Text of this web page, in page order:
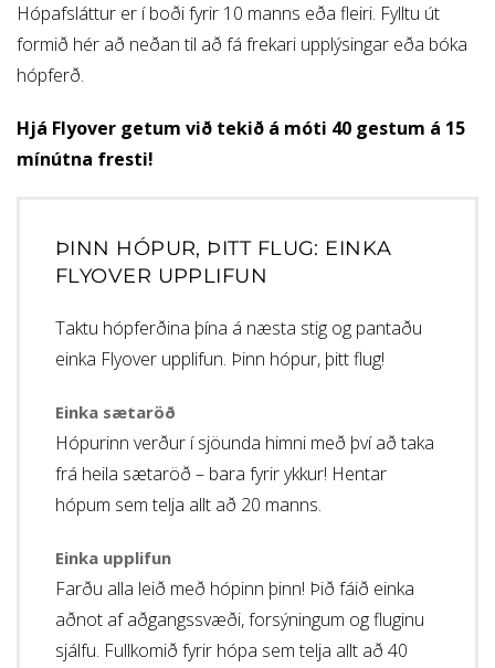
Hópafsláttur er í boði fyrir 10 manns eða fleiri. Fylltu út
formið hér að neðan til að fá frekari upplýsingar eða bóka
hópferð.
Hjá Flyover getum við tekið á móti 40 gestum á 15
mínútna fresti!
ÞINN HÓPUR, ÞITT FLUG: EINKA
FLYOVER UPPLIFUN
Taktu hópferðina þína á næsta stig og pantaðu
einka Flyover upplifun. Þinn hópur, þitt flug!
Einka sætaröð
Hópurinn verður í sjöunda himni með því að taka
frá heila sætaröð – bara fyrir ykkur! Hentar
hópum sem telja allt að 20 manns.
Einka upplifun
Farðu alla leið með hópinn þinn! Þið fáið einka
aðnot af aðgangssvæði, forsýningum og fluginu
sjálfu. Fullkomið fyrir hópa sem telja allt að 40